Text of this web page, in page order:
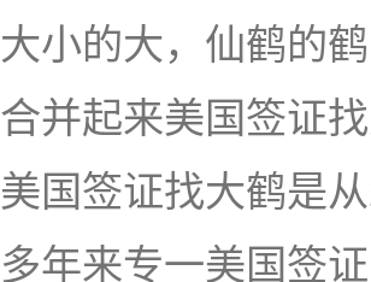
大小的大，仙鹤的
合并起来美国签证
美国签证找大鹤是
多年来专一美国签